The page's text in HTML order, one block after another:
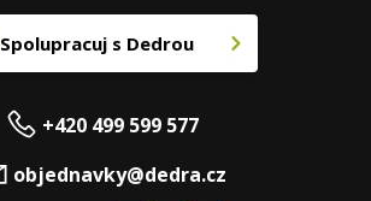
Spolupracuj s Dedrou
+420 499 599 577
objednavky@dedra.cz